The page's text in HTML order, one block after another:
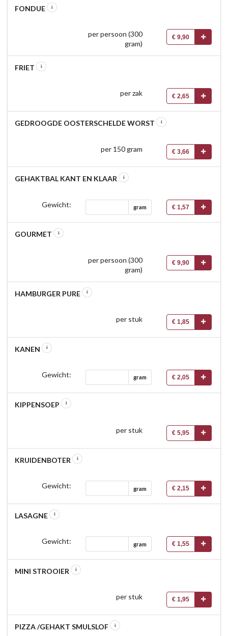
FONDUE
per persoon (300
gram)
€ 9,90
FRIET
per zak € 2,65
GEDROOGDE OOSTERSCHELDE WORST
per 150 gram € 3,66
GEHAKTBAL KANT EN KLAAR
Gewicht: gram € 1,57
GOURMET
per persoon (300
gram)
€ 9,90
HAMBURGER PURE
per stuk € 1,85
KANEN
Gewicht: gram € 2,05
KIPPENSOEP
per stuk € 5,95
KRUIDENBOTER
Gewicht: gram € 2,15
LASAGNE
Gewicht: gram € 1,55
MINI STROOIER
per stuk € 1,95
PIZZA /GEHAKT SMULSLOF